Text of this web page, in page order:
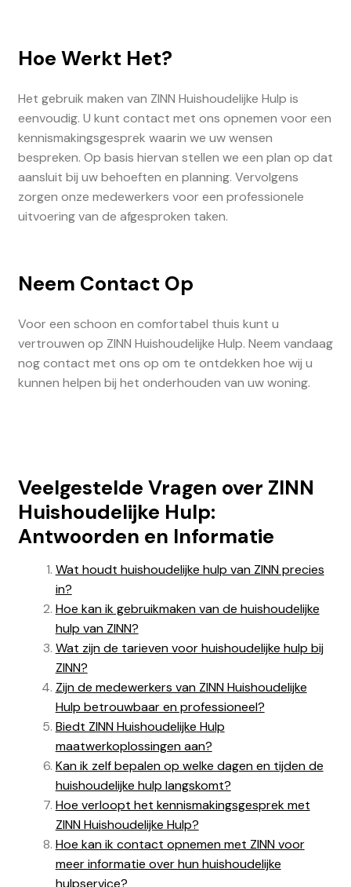
Hoe Werkt Het?
Het gebruik maken van ZINN Huishoudelijke Hulp is
eenvoudig. U kunt contact met ons opnemen voor een
kennismakingsgesprek waarin we uw wensen
bespreken. Op basis hiervan stellen we een plan op dat
aansluit bij uw behoeften en planning. Vervolgens
zorgen onze medewerkers voor een professionele
uitvoering van de afgesproken taken.
Neem Contact Op
Voor een schoon en comfortabel thuis kunt u
vertrouwen op ZINN Huishoudelijke Hulp. Neem vandaag
nog contact met ons op om te ontdekken hoe wij u
kunnen helpen bij het onderhouden van uw woning.
Veelgestelde Vragen over ZINN
Huishoudelijke Hulp:
Antwoorden en Informatie
Wat houdt huishoudelijke hulp van ZINN precies
in?
Hoe kan ik gebruikmaken van de huishoudelijke
hulp van ZINN?
Wat zijn de tarieven voor huishoudelijke hulp bij
ZINN?
Zijn de medewerkers van ZINN Huishoudelijke
Hulp betrouwbaar en professioneel?
Biedt ZINN Huishoudelijke Hulp
maatwerkoplossingen aan?
Kan ik zelf bepalen op welke dagen en tijden de
huishoudelijke hulp langskomt?
Hoe verloopt het kennismakingsgesprek met
ZINN Huishoudelijke Hulp?
Hoe kan ik contact opnemen met ZINN voor
meer informatie over hun huishoudelijke
hulpservice?